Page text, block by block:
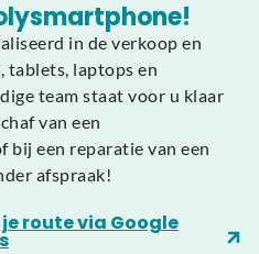
in de verkoop en
tablets, laptops en
team staat voor u klaar
van een
bij een reparatie van een
afspraak!
je route via Google